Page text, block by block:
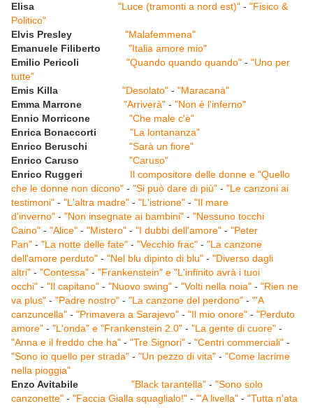
Elisa
"Luce (tramonti a nord est)" - "Fisico &
Politico"
Elvis Presley
"Malafemmena"
Emanuele Filiberto
"Italia amore mio"
Emilio Pericoli
"Quando quando quando" - "Uno per
tutte"
Emis Killa
"Desolato" - "Maracanà"
Emma Marrone
"Arriverà" - "Non è l'inferno"
Ennio Morricone
"Che male c'è"
Enrica Bonaccorti
"La lontananza"
Enrico Beruschi
"Sarà un fiore"
Enrico Caruso
"Caruso"
Enrico Ruggeri
Il compositore delle donne e "Quello
che le donne non dicono" - "Si può dare di più" - "Le canzoni ai
testimoni" - "L'altra madre" - "L'istrione" - "Il mare
d'inverno" - "Non insegnate ai bambini" - "Nessuno tocchi
Caino" - "Alice" - "Mistero" - "I dubbi dell'amore" - "Peter
Pan" - "La notte delle fate" - "Vecchio frac" - "La canzone
dell'amore perduto" - "Nel blu dipinto di blu" - "Diverso dagli
altri" - "Contessa" - "Frankenstein" e "L'infinito avrà i tuoi
occhi" - "Il capitano" - "Nuovo swing" - "Volti nella noia" - "Rien ne
va plus" - "Padre nostro" - "La canzone del perdono" - "'A
canzuncella" - "Primavera a Sarajevo" - "Il mio onore" - "Perduto
amore" - "L'onda" e "Frankenstein 2.0" - "La gente di cuore" -
"Anna e il freddo che ha" - "Tre Signori" - "Centri commerciali" -
"Sono io quello per strada" - "Un pezzo di vita" - "Come lacrime
nella pioggia"
Enzo Avitabile
"Black tarantella" - "Sono solo
canzonette" - "Faccia Gialla squaglialo!" - "'A livella" - "Tutta n'ata